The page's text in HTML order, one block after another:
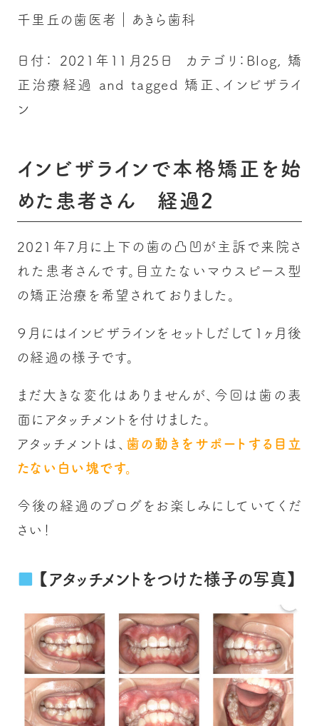
千里丘の歯医者｜あきら歯科
日付： 2021年11月25日 カテゴリ： Blog
矯
正治療経過
and tagged 矯正、インビザライ
ン
インビザラインで本格矯正を始
めた患者さん 経過2
2021年7月に上下の歯の凸凹が主訴で来院さ
れた患者さんです。目立たないマウスピース型
の矯正治療を希望されておりました。
９月にはインビザラインをセットしだして1ヶ月後
の経過の様子です。
まだ大きな変化はありませんが、今回は歯の表
面にアタッチメントを付けました。
アタッチメントは、 歯の動きをサポートする目立
たない白い塊です。
今後の経過のブログをお楽しみにしていてくだ
さい！
【アタッチメントをつけた様子の写真】